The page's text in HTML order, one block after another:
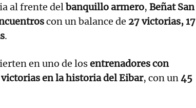
al frente delbanquillo armero, Beñat San
con un balance de 27 victorias, 17
.
en uno de losentrenadores con
en la historia del Eibar, con un45